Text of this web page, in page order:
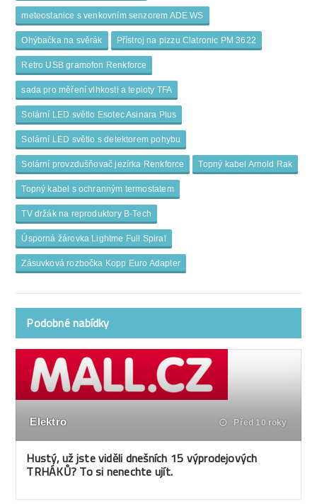
meteostanice s venkovním senzorem ADE WS
Ohýbačka na svěrák Přístroj na pizzu Clatronic PM 3622
Retro USB gramofon Renkforce
sada pro měření vlhkosti a teploty TFA
Solární LED světlo Esotec Asinara Plus
Solární LED světlo s detektorem pohybu
Solární provzdušňovač jezírka Renkforce Topný kabel Arnold Rak
Topný kabel s ochranným termostatem
TV držák na reproduktory B-Tech
Úsporná žárovka Lightme Full Spiral
Zásuvková rozbočka Kopp Euro Adapter
Podobné nabídky
Elektro Před 10 roky
Hustý, už jste viděli dnešních 15 výprodejových
TRHÁKŮ? To si nenechte ujít.